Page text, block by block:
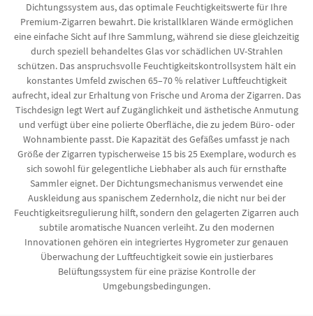
Dichtungssystem aus, das optimale Feuchtigkeitswerte für Ihre
Premium-Zigarren bewahrt. Die kristallklaren Wände ermöglichen
eine einfache Sicht auf Ihre Sammlung, während sie diese gleichzeitig
durch speziell behandeltes Glas vor schädlichen UV-Strahlen
schützen. Das anspruchsvolle Feuchtigkeitskontrollsystem hält ein
konstantes Umfeld zwischen 65–70 % relativer Luftfeuchtigkeit
aufrecht, ideal zur Erhaltung von Frische und Aroma der Zigarren. Das
Tischdesign legt Wert auf Zugänglichkeit und ästhetische Anmutung
und verfügt über eine polierte Oberfläche, die zu jedem Büro- oder
Wohnambiente passt. Die Kapazität des Gefäßes umfasst je nach
Größe der Zigarren typischerweise 15 bis 25 Exemplare, wodurch es
sich sowohl für gelegentliche Liebhaber als auch für ernsthafte
Sammler eignet. Der Dichtungsmechanismus verwendet eine
Auskleidung aus spanischem Zedernholz, die nicht nur bei der
Feuchtigkeitsregulierung hilft, sondern den gelagerten Zigarren auch
subtile aromatische Nuancen verleiht. Zu den modernen
Innovationen gehören ein integriertes Hygrometer zur genauen
Überwachung der Luftfeuchtigkeit sowie ein justierbares
Belüftungssystem für eine präzise Kontrolle der
Umgebungsbedingungen.